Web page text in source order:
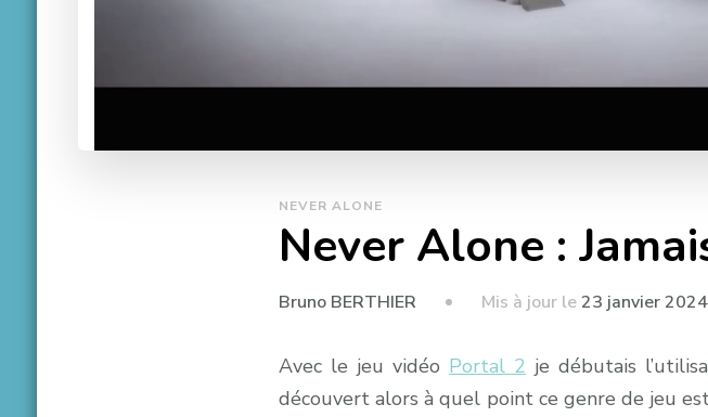
NEVER ALONE
Never Alone :
Bruno BERTHIER Mis à jour le23 janvier 2024
Avec le jeu vidéo Portal 2 je débutais
découvert alors à quel point ce genre de jeu